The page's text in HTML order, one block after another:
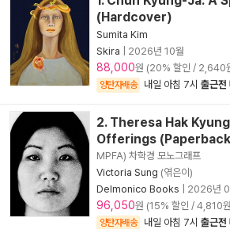
(Hardcover)
Sumita Kim
Skira
2026년 10월
88,000원 (20% 할인 / 2,640
양탄자배송 내일 아침 7시 출근전
2. Theresa Hak
Offerings
MPFA) 차학경 모노그래프
Victoria Sung (엮은이)
Delmonico Books
2026년
96,050원 (15% 할인 / 4,810
양탄자배송 내일 아침 7시 출근전